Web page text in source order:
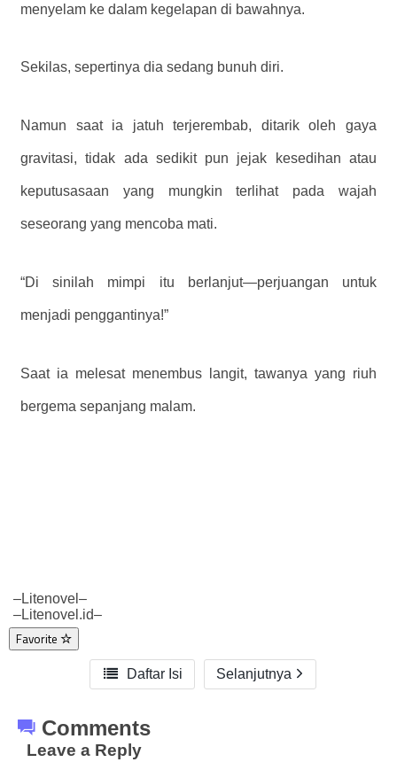
menyelam ke dalam kegelapan di bawahnya.
Sekilas, sepertinya dia sedang bunuh diri.
Namun saat ia jatuh terjerembab, ditarik oleh gaya
gravitasi, tidak ada sedikit pun jejak kesedihan atau
keputusasaan yang mungkin terlihat pada wajah
seseorang yang mencoba mati.
“Di sinilah mimpi itu berlanjut—perjuangan untuk
menjadi penggantinya!”
Saat ia melesat menembus langit, tawanya yang riuh
bergema sepanjang malam.
–Litenovel–
–Litenovel.id–
Favorite
 Daftar Isi Selanjutnya
Comments
Leave a Reply